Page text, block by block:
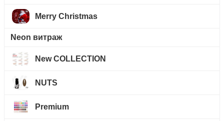
Merry Christmas
Neon витраж
New COLLECTION
NUTS
Premium